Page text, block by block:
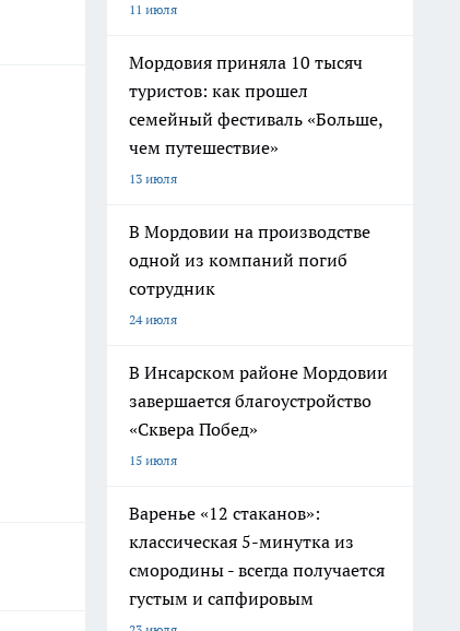
11 июля
Мордовия приняла 10 тысяч
туристов: как прошел
семейный фестиваль «Больше,
чем путешествие»
13 июля
В Мордовии на производстве
одной из компаний погиб
сотрудник
24 июля
В Инсарском районе Мордовии
завершается благоустройство
«Сквера Побед»
15 июля
Варенье «12 стаканов»:
классическая 5-минутка из
смородины - всегда получается
густым и сапфировым